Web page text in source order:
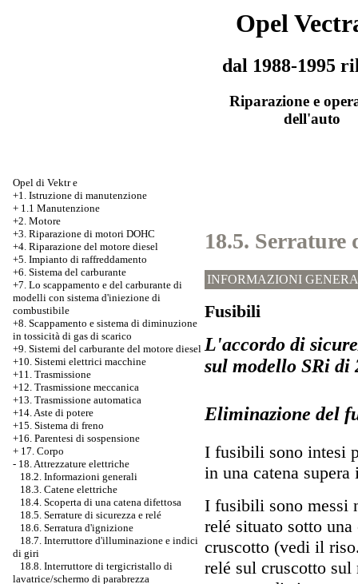
Opel
dal 1988-1995
Riparazione e
dell'auto
Opel di Vektr e
+1. Istruzione di manutenzione
+ 1.1 Manutenzione
+2. Motore
+3. Riparazione di motori DOHC
+4. Riparazione del motore diesel
+5. Impianto di raffreddamento
+6. Sistema del carburante
+7. Lo scappamento e del carburante di
modelli con sistema d'iniezione di
combustibile
+8. Scappamento e sistema di diminuzione
in tossicità di gas di scarico
+9. Sistemi del carburante del motore diesel
+10. Sistemi elettrici macchine
+11. Trasmissione
+12. Trasmissione meccanica
+13. Trasmissione automatica
+14. Aste di potere
+15. Sistema di freno
+16. Parentesi di sospensione
+ 17. Corpo
- 18. Attrezzature elettriche
18.2. Informazioni generali
18.3. Catene elettriche
18.4. Scoperta di una catena difettosa
18.5. Serrature di sicurezza e relé
18.6. Serratura d'ignizione
18.7. Interruttore d'illuminazione e indici
di giri
18.8. Interruttore di tergicristallo di
lavatrice/schermo di parabrezza
18.5. Serrature
INFORMAZIONI
Fusibili
L'accordo di
sul modello SRi di
Eliminazione del
I fusibili sono intesi
in una catena
I fusibili sono messi
relé situato sotto
cruscotto (vedi il
relé sul cruscotto